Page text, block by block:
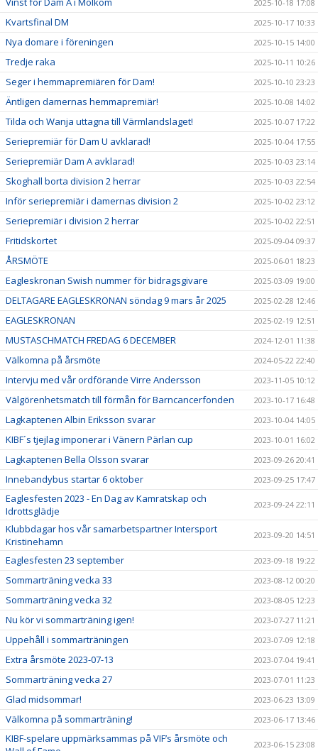
2025-10-18 17:08
Kvartsfinal DM 2025-10-17 10:33
Nya domare i föreningen 2025-10-15 14:00
Tredje raka 2025-10-11 10:26
Seger i hemmapremiären för Dam! 2025-10-10 23:23
Äntligen damernas hemmapremiär! 2025-10-08 14:02
Tilda och Wanja uttagna till Värmlandslaget! 2025-10-07 17:22
Seriepremiär för Dam U avklarad! 2025-10-04 17:55
Seriepremiär Dam A avklarad! 2025-10-03 23:14
Skoghall borta division 2 herrar 2025-10-03 22:54
Inför seriepremiär i damernas division 2 2025-10-02 23:12
Seriepremiär i division 2 herrar 2025-10-02 22:51
Fritidskortet 2025-09-04 09:37
ÅRSMÖTE 2025-06-01 18:23
Eagleskronan Swish nummer för bidragsgivare 2025-03-09 19:00
DELTAGARE EAGLESKRONAN söndag 9 mars år 2025 2025-02-28 12:46
EAGLESKRONAN 2025-02-19 12:51
MUSTASCHMATCH FREDAG 6 DECEMBER 2024-12-01 11:38
Välkomna på årsmöte 2024-05-22 22:40
Intervju med vår ordförande Virre Andersson 2023-11-05 10:12
Välgörenhetsmatch till förmån för Barncancerfonden 2023-10-17 16:48
Lagkaptenen Albin Eriksson svarar 2023-10-04 14:05
KIBF´s tjejlag imponerar i Vänern Pärlan cup 2023-10-01 16:02
Lagkaptenen Bella Olsson svarar 2023-09-26 20:41
Innebandybus startar 6 oktober 2023-09-25 17:47
Eaglesfesten 2023 - En Dag av Kamratskap och
Idrottsglädje
2023-09-24 22:11
Klubbdagar hos vår samarbetspartner Intersport
Kristinehamn
2023-09-20 14:51
Eaglesfesten 23 september 2023-09-18 19:22
Sommarträning vecka 33 2023-08-12 00:20
Sommarträning vecka 32 2023-08-05 12:23
Nu kör vi sommarträning igen! 2023-07-27 11:21
Uppehåll i sommarträningen 2023-07-09 12:18
Extra årsmöte 2023-07-13 2023-07-04 19:41
Sommarträning vecka 27 2023-07-01 11:23
Glad midsommar! 2023-06-23 13:09
Välkomna på sommarträning! 2023-06-17 13:46
KIBF-spelare uppmärksammas på VIF’s årsmöte och
2023-06-15 23:08